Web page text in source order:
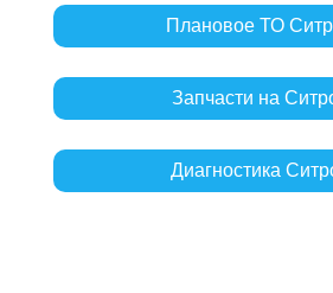
Плановое ТО
Запчасти на
Диагностика